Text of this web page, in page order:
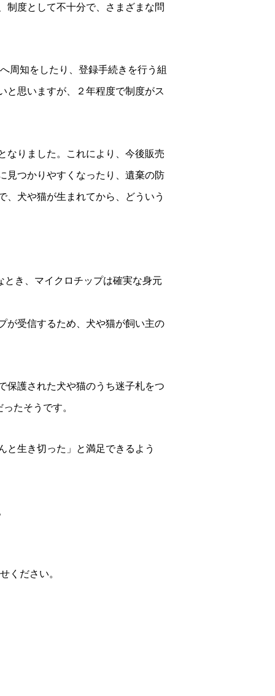
制度として不十分で、さまざまな問
周知をしたり、登録手続きを行う組
と思いますが、２年程度で制度がス
なりました。これにより、今後販売
見つかりやすくなったり、遺棄の防
、犬や猫が生まれてから、どういう
き、マイクロチップは確実な身元
が受信するため、犬や猫が飼い主の
保護された犬や猫のうち迷子札をつ
たそうです。
と生き切った」と満足できるよう
ください。